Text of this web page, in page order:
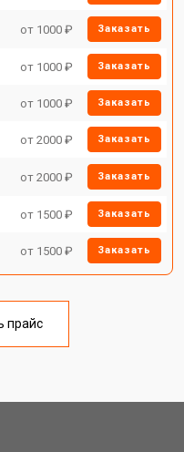
от 1000 ₽ Заказать
от 1000 ₽ Заказать
от 1000 ₽ Заказать
от 2000 ₽ Заказать
от 2000 ₽ Заказать
от 1500 ₽ Заказать
от 1500 ₽ Заказать
прайс